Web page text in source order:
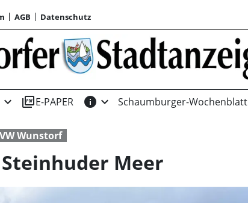
AGB Datenschutz
expand_more picture_as_pdfE-PAPER info expand_more Schaumburger-Wochenblatt
Wunstorf
Meer